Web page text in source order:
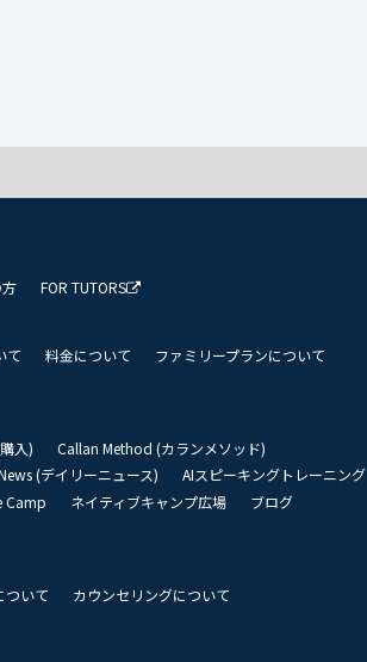
FOR TUTORS
て 料金について
ファミリープランについて
入)
Callan Method (カランメソッド)
(デイリーニュース)
AIスピーキングトレーニング
Camp ネイティブキャンプ広場
ブログ
ついて
カウンセリングについて